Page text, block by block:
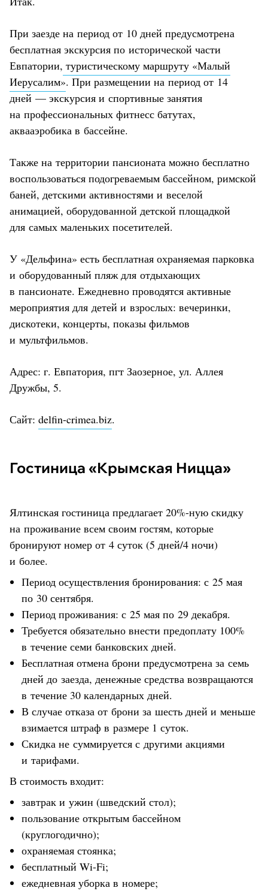
При заезде на период от 10 дней предусмотрена
бесплатная экскурсия по исторической части
Евпатории, туристическому маршруту «Малый
Иерусалим». При размещении на период от 14
дней — экскурсия и спортивные занятия
на профессиональных фитнесс батутах,
аквааэробика в бассейне.
Также на территории пансионата можно бесплатно
воспользоваться подогреваемым бассейном, римской
баней, детскими активностями и веселой
анимацией, оборудованной детской площадкой
для самых маленьких посетителей.
У «Дельфина» есть бесплатная охраняемая парковка
и оборудованный пляж для отдыхающих
в пансионате. Ежедневно проводятся активные
мероприятия для детей и взрослых: вечеринки,
дискотеки, концерты, показы фильмов
и мультфильмов.
Адрес: г. Евпатория, пгт Заозерное, ул. Аллея
Дружбы, 5.
Сайт: delfin-crimea.biz.
Гостиница «Крымская Ницца»
Ялтинская гостиница предлагает 20%-ную скидку
на проживание всем своим гостям, которые
бронируют номер от 4 суток (5 дней/4 ночи)
и более.
Период осуществления бронирования: с 25 мая
по 30 сентября.
Период проживания: с 25 мая по 29 декабря.
Требуется обязательно внести предоплату 100%
в течение семи банковских дней.
Бесплатная отмена брони предусмотрена за семь
дней до заезда, денежные средства возвращаются
в течение 30 календарных дней.
В случае отказа от брони за шесть дней и меньше
взимается штраф в размере 1 суток.
Скидка не суммируется с другими акциями
и тарифами.
В стоимость входит:
завтрак и ужин (шведский стол);
пользование открытым бассейном
(круглогодично);
охраняемая стоянка;
бесплатный Wi-Fi;
ежедневная уборка в номере;